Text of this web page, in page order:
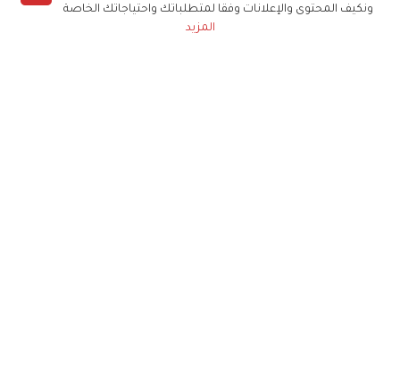
ونكيف المحتوى والإعلانات وفقا لمتطلباتك واحتياجاتك الخاصة
المزيد